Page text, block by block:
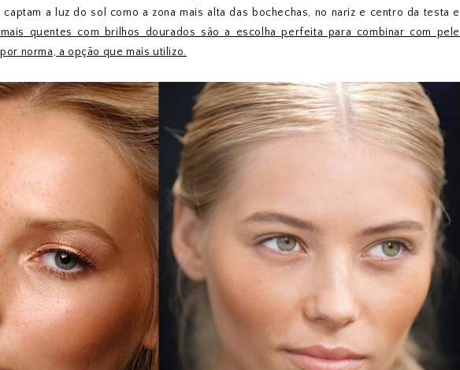
captam a luz do sol como a zona mais alta das bochechas, no nariz e centro da testa e
quentes com brilhos dourados são a escolha perfeita para combinar com pele
norma, a opção que mais utilizo.